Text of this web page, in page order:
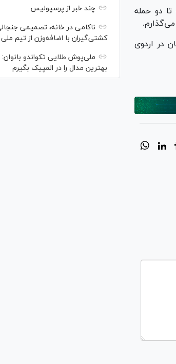
دو حمله
در اردوی
چند خبر از پرسپولیس
ناکامی در خانه، تصمیمی
کشتی‌گیران با اضافه‌وزن از تیم
ملی‌پوش‌ طلایی تکواندو
بهترین مدال را در المپیک بگیرم